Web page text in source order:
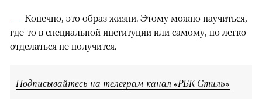
Конечно, это образ жизни. Этому можно научиться,
где-то в специальной институции или самому, но легко
отделаться не получится.
Подписывайтесь на телеграм-канал «РБК Стиль»